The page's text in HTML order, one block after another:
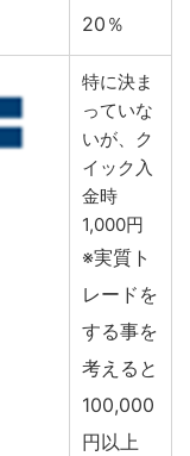
20％
特に決ま
っていな
いが、ク
イック入
金時
1,000円
※実質ト
レードを
する事を
考えると
100,000
円以上